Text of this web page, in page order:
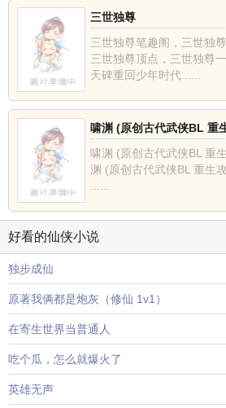
三世独尊
三世独尊笔趣阁，三世独
三世独尊顶点，三世独尊
天碑重回少年时代......
啸渊 (原创古代武侠BL 重
啸渊 (原创古代武侠BL 重
渊 (原创古代武侠BL 重生
好看的仙侠小说
独步成仙
原著我俩都是炮灰（修仙 1v1）
在寄生世界当普通人
吃个瓜，怎么就爆火了
英雄无声